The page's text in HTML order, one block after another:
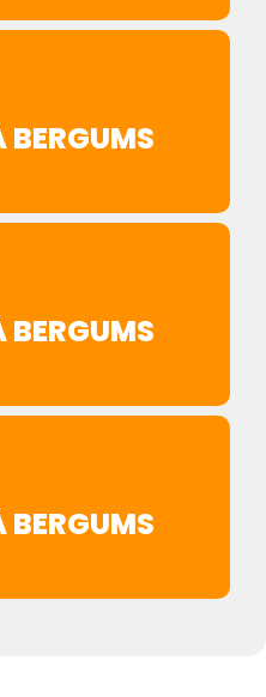
BERGUMS
BERGUMS
BERGUMS